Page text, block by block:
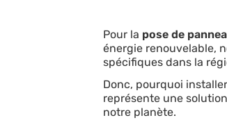
Pour la pose de
énergie renouvelable,
spécifiques dans la
Donc, pourquoi
représente une
notre planète.